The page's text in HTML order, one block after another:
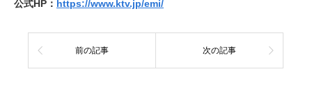
公式HP： https://www.ktv.jp/emi/
前の記事 次の記事